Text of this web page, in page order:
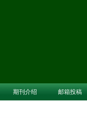
期刊介绍 邮箱投稿